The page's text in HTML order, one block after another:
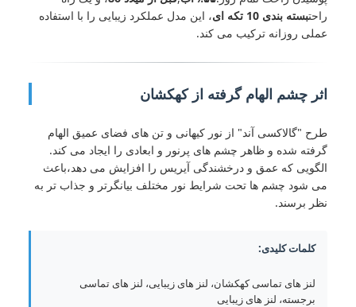
راحتبسته بندی 10 تکه ای
، این مدل عملکرد زیبایی را با استفاده
عملی روزانه ترکیب می کند.
اثر چشم الهام گرفته از کهکشان
طرح "گالاکسی آند" از نور کیهانی و تن های فضای عمیق الهام
گرفته شده و ظاهر چشم های پرنور و ابعادی را ایجاد می کند.
الگویی که عمق و درخشندگی آیریس را افزایش می دهد،باعث
می شود چشم ها تحت شرایط نور مختلف بیانگرتر و جذاب تر به
نظر برسند.
کلمات کلیدی:
لنز های تماسی کهکشان، لنز های زیبایی، لنز های تماسی
برجسته، لنز های زیبایی